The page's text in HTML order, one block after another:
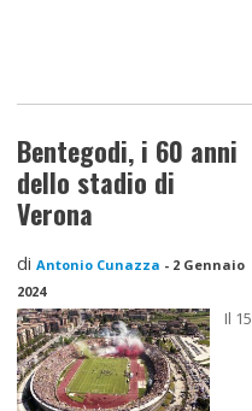
Bentegodi, i 60 anni
dello stadio di
Verona
diAntonio Cunazza - 2 Gennaio
2024
Il 15